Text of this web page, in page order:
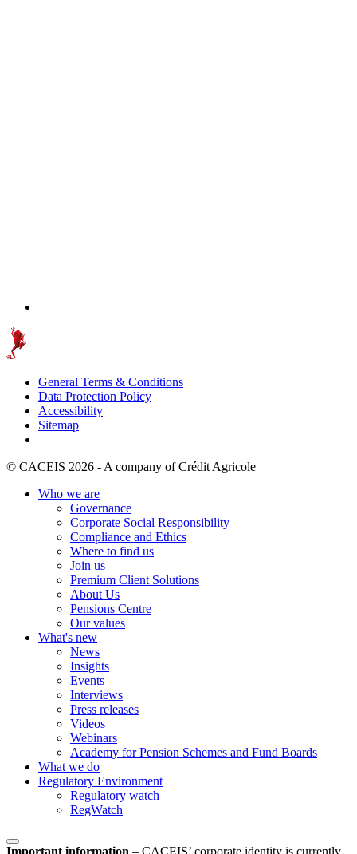
General Terms & Conditions
Data Protection Policy
Accessibility
Sitemap
© CACEIS 2026 - A company of Crédit Agricole
Who we are
Governance
Corporate Social Responsibility
Compliance and Ethics
Where to find us
Join us
Premium Client Solutions
About Us
Pensions Centre
Our values
What's new
News
Insights
Events
Interviews
Press releases
Videos
Webinars
Academy for Pension Schemes and Fund Boards
What we do
Regulatory Environment
Regulatory watch
RegWatch
Important information – CACEIS’ corporate identity is currently